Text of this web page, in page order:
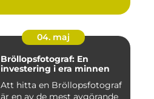
04. maj
Bröllopsfotograf: En
investering i era minnen
Att hitta en Bröllopsfotograf
är en av de mest avgörande